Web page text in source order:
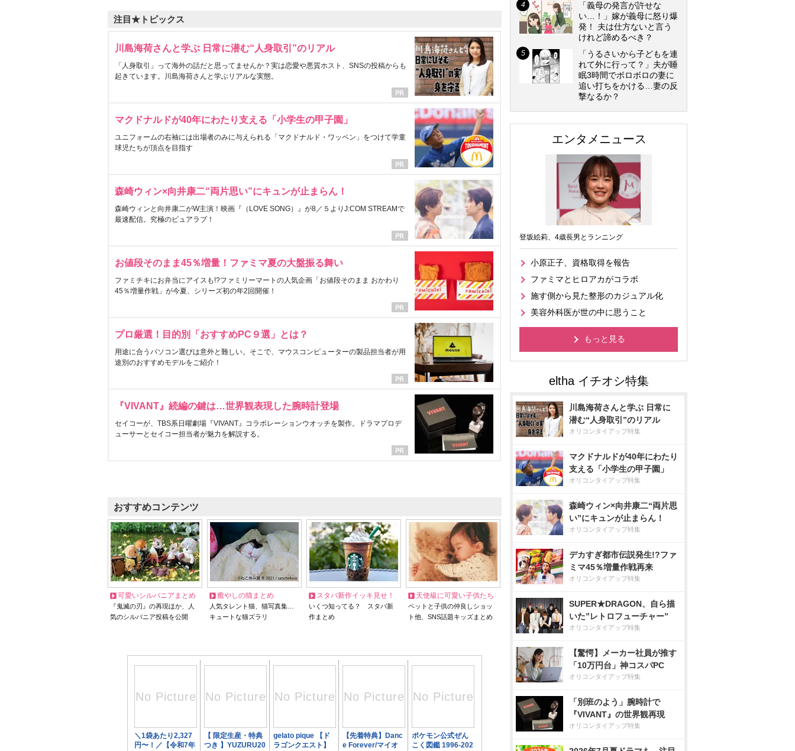
注目★トピックス
川島海荷さんと学ぶ 日常に潜む“人身取引”のリアル
「人身取引」って海外の話だと思ってませんか？実は恋愛や悪質ホスト、SNSの投稿からも
起きています。川島海荷さんと学ぶリアルな実態。
マクドナルドが40年にわたり支える「小学生の甲子園」
ユニフォームの右袖には出場者のみに与えられる「マクドナルド・ワッペン」をつけて学童
球児たちが頂点を目指す
森崎ウィン×向井康二“両片思い”にキュンが止まらん！
森崎ウィンと向井康二がW主演！映画『（LOVE SONG）』が8／５よりJ:COM STREAMで
最速配信。究極のピュアラブ！
お値段そのまま45％増量！ファミマ夏の大盤振る舞い
ファミチキにお弁当にアイスも!?ファミリーマートの人気企画「お値段そのまま おかわり
45％増量作戦」が今夏、シリーズ初の年2回開催！
プロ厳選！目的別「おすすめPC９選」とは？
用途に合うパソコン選びは意外と難しい。そこで、マウスコンピューターの製品担当者が用
途別のおすすめモデルをご紹介！
『VIVANT』続編の鍵は…世界観表現した腕時計登場
セイコーが、TBS系日曜劇場『VIVANT』コラボレーションウオッチを製作。ドラマプロデ
ューサーとセイコー担当者が魅力を解説する。
おすすめコンテンツ
可愛いシルバニアまとめ
『鬼滅の刃』の再現ほか、人
気のシルバニア投稿を公開
癒やしの猫まとめ
人気タレント猫、猫写真集…
キュートな猫ズラリ
スタバ新作イッキ見せ！
いくつ知ってる？ スタバ新
作まとめ
天使級に可愛い子供たち
ペットと子供の仲良しショッ
ト他、SNS話題キッズまとめ
「義母の発言が許せな
い…！」嫁が義母に怒り爆
発！ 夫は仕方ないと言う
けれど諦めるべき？
「うるさいから子どもを連
れて外に行って？」夫が睡
眠3時間でボロボロの妻に
追い打ちをかける…妻の反
撃なるか？
エンタメニュース
登坂絵莉、4歳長男とランニング
小原正子、資格取得を報告
ファミマとヒロアカがコラボ
施す側から見た整形のカジュアル化
美容外科医が世の中に思うこと
もっと見る
川島海荷さんと学ぶ 日常に
潜む“人身取引”のリアル
オリコンタイアップ特集
マクドナルドが40年にわたり
支える「小学生の甲子園」
オリコンタイアップ特集
森崎ウィン×向井康二“両片思
い”にキュンが止まらん！
オリコンタイアップ特集
デカすぎ都市伝説発生!?ファ
ミマ45％増量作戦再来
オリコンタイアップ特集
SUPER★DRAGON、自ら描
いた”レトロフューチャー”
オリコンタイアップ特集
【驚愕】メーカー社員が推す
「10万円台」神コスパPC
オリコンタイアップ特集
「別班のよう」腕時計で
『VIVANT』の世界観再現
オリコンタイアップ特集